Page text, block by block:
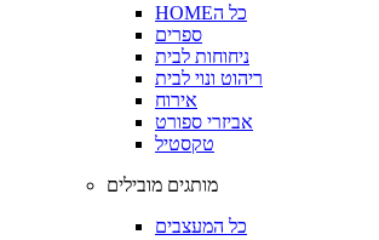
HOMEכל ה
ספרים
ניחוחות לבית
ריהוט ונוי לבית
אירוח
אביזרי ספורט
טקסטיל
מותגים מובילים
כל המעצבים